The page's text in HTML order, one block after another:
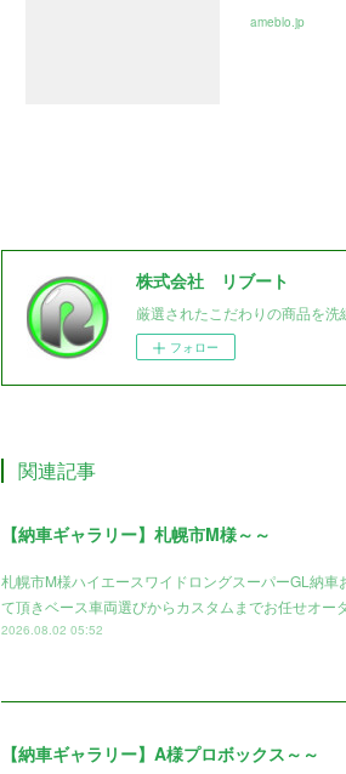
ameblo.jp
株式会社 リブート
厳選されたこだわりの商品を
フォロー
関連記事
【納車ギャラリー】札幌市M様～～
札幌市M様ハイエースワイドロングスーパーGL納
て頂きベース車両選びからカスタムまでお任せオ
2026.08.02 05:52
【納車ギャラリー】A様プロボックス～～